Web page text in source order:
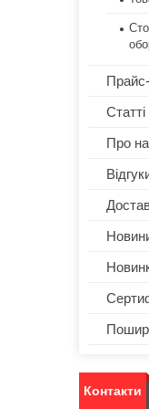
Статті
Про
Контакти